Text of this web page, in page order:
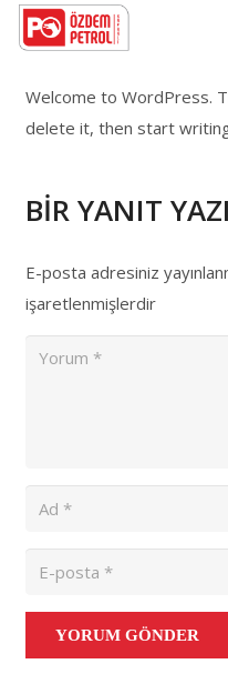
Welcome to WordPress.
delete it, then start
BIR YANIT
E-posta adresiniz
işaretlenmişlerdir
YORUM GÖNDER